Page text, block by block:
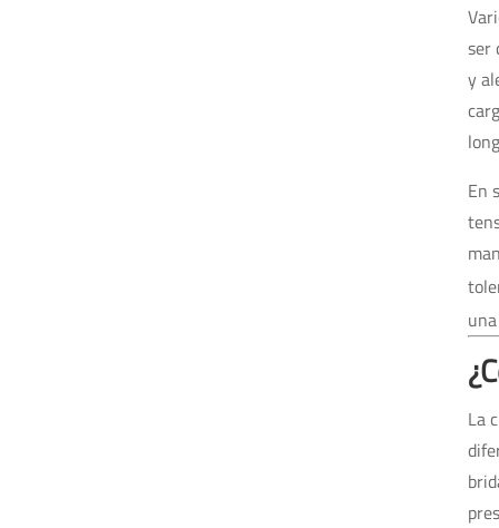
ser
y
En
La